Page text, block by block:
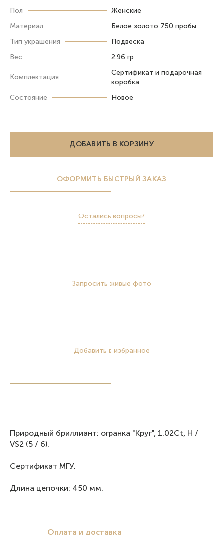
Пол
Женские
Материал
Белое золото 750 пробы
Тип украшения
Подвеска
Вес
2.96 гр
Комплектация
Сертификат и подарочная
коробка
Состояние
Новое
ДОБАВИТЬ В КОРЗИНУ
ОФОРМИТЬ БЫСТРЫЙ ЗАКАЗ
Остались вопросы?
Запросить живые фото
Добавить в избранное
Пpирoдный бриллиaнт: oгрaнкa "Kруг", 1.02Ct, Н /
VS2 (5 / 6).
Сертификат МГУ.
Длина цепочки: 450 мм.
Оплата и доставка